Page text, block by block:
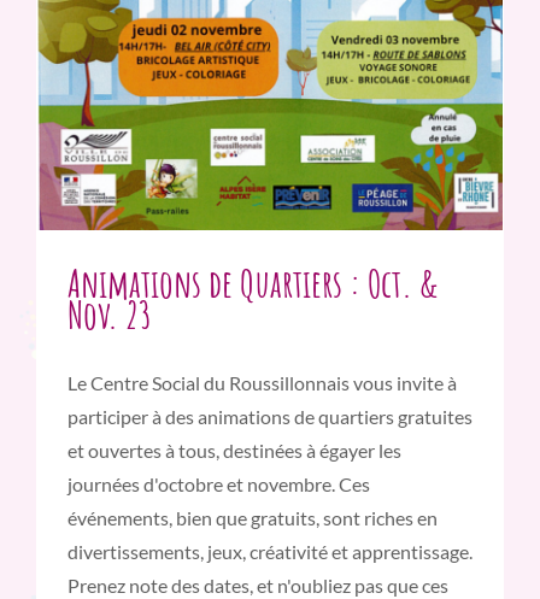
Animations de Quartiers : Oct. &
Nov. 23
Le Centre Social du Roussillonnais vous invite à
participer à des animations de quartiers gratuites
et ouvertes à tous, destinées à égayer les
journées d'octobre et novembre. Ces
événements, bien que gratuits, sont riches en
divertissements, jeux, créativité et apprentissage.
Prenez note des dates, et n'oubliez pas que ces